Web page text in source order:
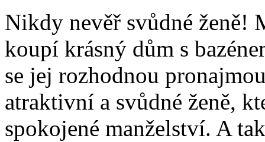
Nikdy nevěř svůdné ženě!
koupí krásný dům s
se jej rozhodnou
atraktivní a svůdné ženě,
spokojené manželství. A